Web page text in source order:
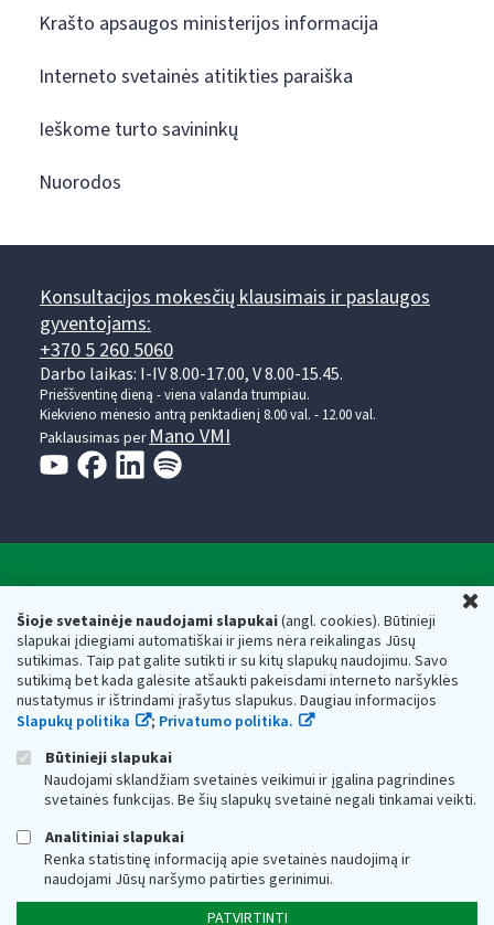
Šioje svetainėje naudojami slapukai(angl. cookies). Būtinieji
slapukai įdiegiami automatiškai ir jiems nėra reikalingas Jūsų
sutikimas. Taip pat galite sutikti ir su kitų slapukų naudojimu. Savo
sutikimą bet kada galėsite atšaukti pakeisdami interneto naršyklės
nustatymus ir ištrindami įrašytus slapukus. Daugiau informacijos
Slapukų politika
; Privatumo politika.
Būtinieji slapukai
Naudojami sklandžiam svetainės veikimui ir įgalina pagrindines
svetainės funkcijas. Be šių slapukų svetainė negali tinkamai veikti.
Analitiniai slapukai
Renka statistinę informaciją apie svetainės naudojimą ir
naudojami Jūsų naršymo patirties gerinimui.
PATVIRTINTI
Krašto apsaugos ministerijos informacija
Interneto svetainės atitikties paraiška
Ieškome turto savininkų
Nuorodos
Konsultacijos mokesčių klausimais ir paslaugos
gyventojams:
+370 5 260 5060
Darbo laikas: I-IV 8.00-17.00, V 8.00-15.45.
Prieššventinę dieną - viena valanda trumpiau.
Kiekvieno mėnesio antrą penktadienį 8.00 val. - 12.00 val.
Paklausimas perMano VMI
Valstybinė mokesčių inspekcija prie Lietuvos
Respublikos finansų ministerijos
Biudžetinė įstaiga. Juridinio asmens kodas — 188659752,
adresas: Vasario 16-osios g. 14, 01107 Vilnius, Lietuva, el.paštas:
vmi@vmi.lt , E. pristatymo dėžutės adresas 188659752
Duomenys apie Valstybinę mokesčių inspekciją prie Lietuvos
Respublikos finansų ministerijos kaupiami ir saugomi Juridinių